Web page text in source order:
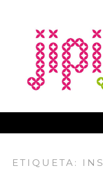
ETIQUETA: